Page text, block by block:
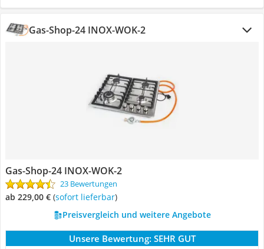
Gas-Shop-24 INOX-WOK-2
Gas-Shop-24 INOX-WOK-2
23 Bewertungen
ab 229,00 € ( Sofort lieferbar)
Preisvergleich und weitere Angebote
Unsere Bewertung: SEHR GUT